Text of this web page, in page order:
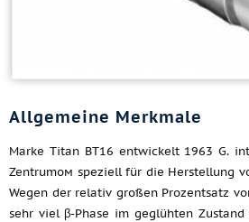
Allgemeine Merkmale
Marke Titan ВТ16 entwickelt 1963 G.
Zentrumом speziell für die Herstellung
Wegen der relativ großen Prozentsatz
sehr viel β-Phase im geglühten